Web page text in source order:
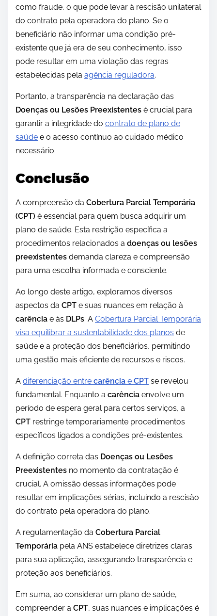
como fraude, o que pode levar à rescisão unilateral
do contrato pela operadora do plano. Se o
beneficiário não informar uma condição pré-
existente que já era de seu conhecimento, isso
pode resultar em uma violação das regras
estabelecidas pela agência reguladora.
Portanto, a transparência na declaração das
Doenças ou Lesões Preexistentes é crucial para
garantir a integridade do contrato de plano de
saúde e o acesso contínuo ao cuidado médico
necessário.
Conclusão
A compreensão da Cobertura Parcial Temporária
(CPT) é essencial para quem busca adquirir um
plano de saúde. Esta restrição específica a
procedimentos relacionados a doenças ou lesões
preexistentes demanda clareza e compreensão
para uma escolha informada e consciente.
Ao longo deste artigo, exploramos diversos
aspectos da CPT e suas nuances em relação à
carência e às DLPs. A Cobertura Parcial Temporária
visa equilibrar a sustentabilidade dos planos de
saúde e a proteção dos beneficiários, permitindo
uma gestão mais eficiente de recursos e riscos.
A diferenciação entre carência e CPT se revelou
fundamental. Enquanto a carência envolve um
período de espera geral para certos serviços, a
CPT restringe temporariamente procedimentos
específicos ligados a condições pré-existentes.
A definição correta das Doenças ou Lesões
Preexistentes no momento da contratação é
crucial. A omissão dessas informações pode
resultar em implicações sérias, incluindo a rescisão
do contrato pela operadora do plano.
A regulamentação da Cobertura Parcial
Temporária pela ANS estabelece diretrizes claras
para sua aplicação, assegurando transparência e
proteção aos beneficiários.
Em suma, ao considerar um plano de saúde,
compreender a CPT, suas nuances e implicações é